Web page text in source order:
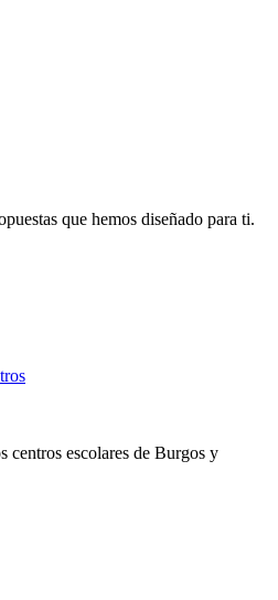
que hemos diseñado para ti.
centros escolares de Burgos y